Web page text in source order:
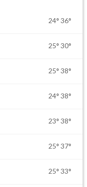
24° 36°
25° 30°
25° 38°
24° 38°
23° 38°
25° 37°
25° 33°